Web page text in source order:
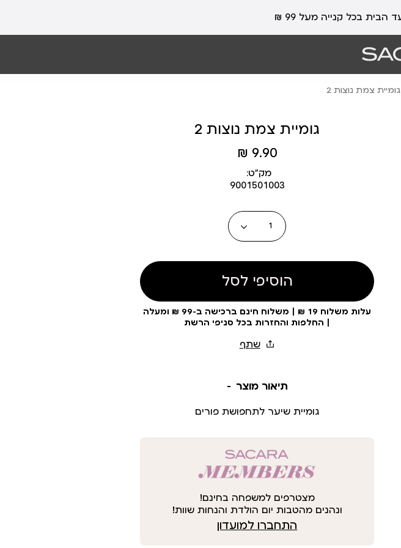
גומיית צמת נוצות 2
גומיית צמת נוצות 2
מחיר
מוצר
9.90 ₪
מק״ט:
9001501003
כמות
הוסיפי לסל
עלות משלוח 19 ₪ | משלוח חינם ברכישה ב-99 ₪ ומעלה
| החלפות והחזרות בכל סניפי הרשת
תיאור מוצר
גומיית שיער לתחפושת פורים
מצטרפים למשפחה בחינם!
ונהנים מהטבות יום הולדת והנחות שוות!
התחברו למועדון